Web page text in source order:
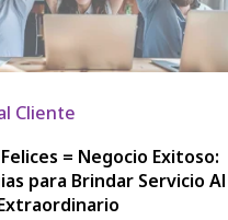
Cliente
= Negocio Exitoso:
para Brindar Servicio Al